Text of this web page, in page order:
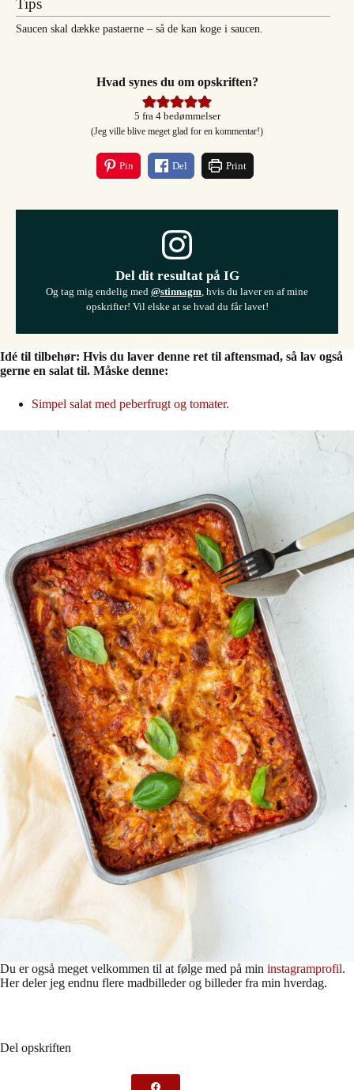
Saucen skal dække pastaerne – så de kan koge i saucen.
Hvad synes du om opskriften?
5 fra 4bedømmelser
(Jeg ville blive meget glad for en kommentar!)
Pin Del Print
Del dit resultat på IG
Og tag mig endelig med @stinnagm , hvis du laver en af mine
opskrifter! Vil elske at se hvad du får lavet!
Idé til tilbehør: Hvis du laver denne ret til aftensmad, så lav også
gerne en salat til. Måske denne:
Simpel salat med peberfrugt og tomater.
Du er også meget velkommen til at følge med på min instagramprofil.
Her deler jeg endnu flere madbilleder og billeder fra min hverdag.
Del opskriften